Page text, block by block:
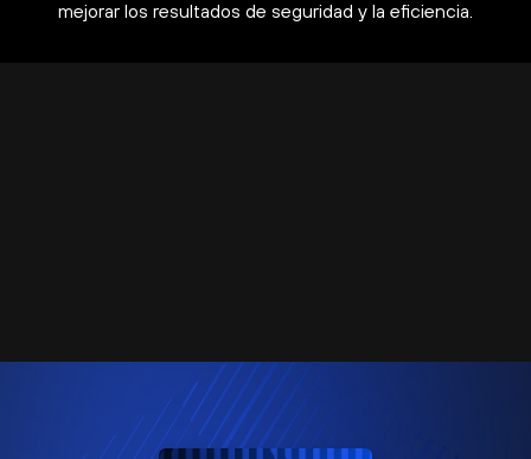
mejorar los resultados de seguridad y la eficiencia.